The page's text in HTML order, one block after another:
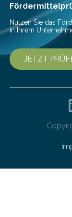
Nutzen Sie das
in Ihrem
JETZT